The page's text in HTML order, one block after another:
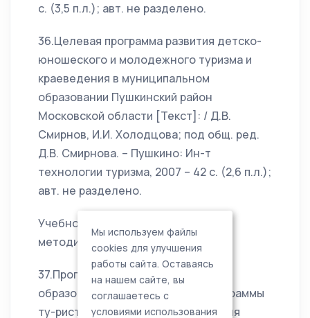
с. (3,5 п.л.); авт. не разделено.
36.Целевая программа развития детско-
юношеского и молодежного туризма и
краеведения в муниципальном
образовании Пушкинский район
Московской области [Текст]: / Д.В.
Смирнов, И.И. Холодцова; под общ. ред.
Д.В. Смирнова. – Пушкино: Ин-т
технологии туризма, 2007 – 42 с. (2,6 п.л.);
авт. не разделено.
Учебно-методические пособия,
методические рекомендации
37.Программы дополнительного
образования детей : Типовые программы
ту-рист.-спорт. направленности для
Мы используем файлы
cookies для улучшения
работы сайта. Оставаясь
на нашем сайте, вы
соглашаетесь с
условиями использования